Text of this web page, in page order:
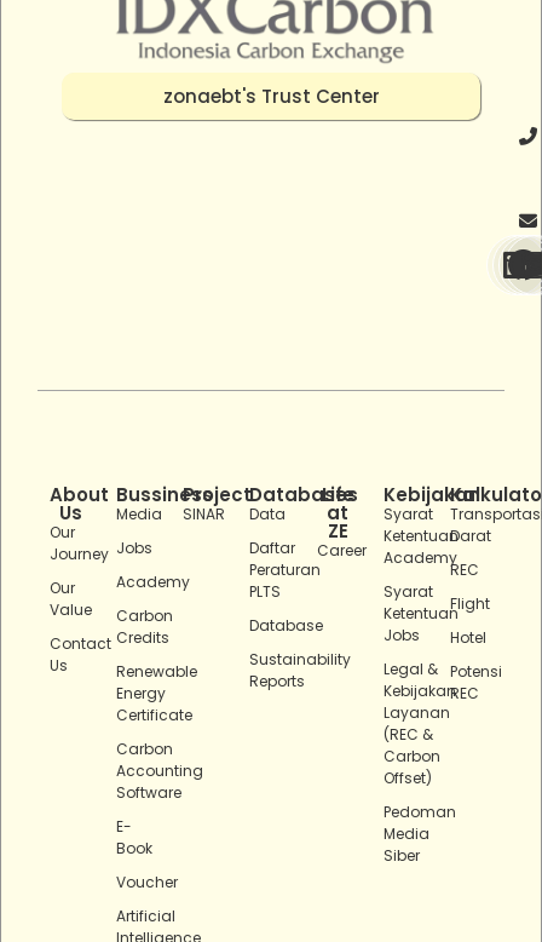
zonaebt's Trust Center
About
Us
Our
Journey
Our
Value
Contact
Us
Bussiness
Media
Jobs
Academy
Carbon
Credits
Renewable
Energy
Certificate
Carbon
Accounting
Software
E-
Book
Voucher
Artificial
Project
SINAR
Databases
Data
Daftar
Peraturan
PLTS
Database
Sustainability
Reports
Life
at
ZE
Career
Kebijakan
Syarat
Ketentuan
Academy
Syarat
Ketentuan
Jobs
Legal &
Kebijakan
Layanan
(REC &
Carbon
Offset)
Pedoman
Media
Siber
Darat
REC
Flight
Hotel
Potensi
REC